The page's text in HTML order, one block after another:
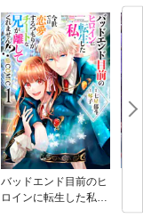
バッドエンド目前のヒ
ロインに転生した私、